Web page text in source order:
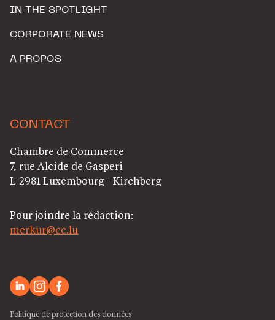
IN THE SPOTLIGHT
CORPORATE NEWS
A PROPOS
CONTACT
Chambre de Commerce
7, rue Alcide de Gasperi
L-2981 Luxembourg - Kirchberg
Pour joindre la rédaction:
merkur@cc.lu
Politique de protection des données